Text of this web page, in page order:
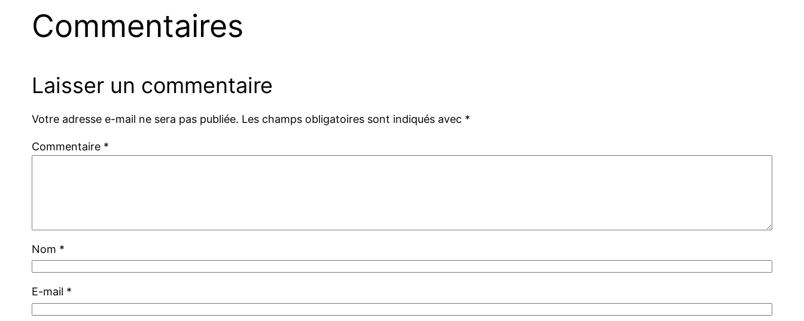
Commentaires
Laisser un commentaire
Votre adresse e-mail ne sera pas publiée. Les champs obligatoires sont indiqués avec *
Commentaire *
Nom *
E-mail *